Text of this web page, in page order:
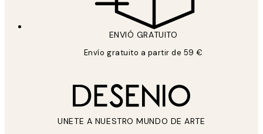
ENVIÓ GRATUITO
Envío gratuito a partir de 59 €
UNETE A NUESTRO MUNDO DE ARTE